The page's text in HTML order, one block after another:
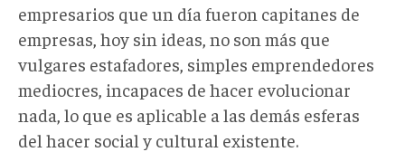
empresarios que un día fueron capitanes de
empresas, hoy sin ideas, no son más que
vulgares estafadores, simples emprendedores
mediocres, incapaces de hacer evolucionar
nada, lo que es aplicable a las demás esferas
del hacer social y cultural existente.